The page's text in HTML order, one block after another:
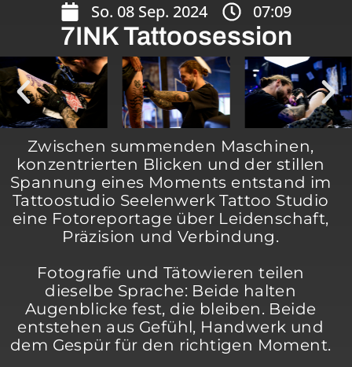
So. 08 Sep. 2024 07:09
7INK Tattoosession
Zwischen summenden Maschinen,
konzentrierten Blicken und der stillen
Spannung eines Moments entstand im
Tattoostudio Seelenwerk Tattoo Studio
eine Fotoreportage über Leidenschaft,
Präzision und Verbindung.
Fotografie und Tätowieren teilen
dieselbe Sprache: Beide halten
Augenblicke fest, die bleiben. Beide
entstehen aus Gefühl, Handwerk und
dem Gespür für den richtigen Moment.